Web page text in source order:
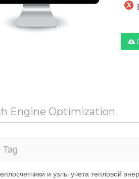
Engine Optimization
и узлы учета тепловой